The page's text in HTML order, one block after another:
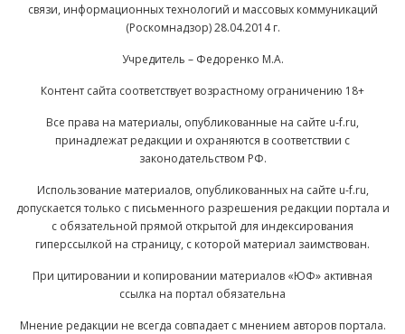
связи, информационных технологий и массовых коммуникаций
(Роскомнадзор) 28.04.2014 г.
Учредитель – Федоренко М.А.
Контент сайта соответствует возрастному ограничению 18+
Все права на материалы, опубликованные на сайте u-f.ru,
принадлежат редакции и охраняются в соответствии с
законодательством РФ.
Использование материалов, опубликованных на сайте u-f.ru,
допускается только с письменного разрешения редакции портала и
с обязательной прямой открытой для индексирования
гиперссылкой на страницу, с которой материал заимствован.
При цитировании и копировании материалов «ЮФ» активная
ссылка на портал обязательна
Мнение редакции не всегда совпадает с мнением авторов портала.